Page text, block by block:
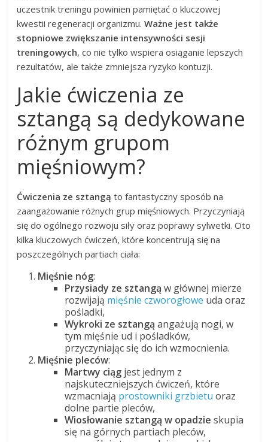
uczestnik treningu powinien pamiętać o kluczowej
kwestii regeneracji organizmu.Ważne jest także
stopniowe zwiększanie intensywności sesji
treningowych, co nie tylko wspiera osiąganie lepszych
rezultatów, ale także zmniejsza ryzyko kontuzji.
Jakie ćwiczenia ze
sztangą są dedykowane
różnym grupom
mięśniowym?
Ćwiczenia ze sztangą to fantastyczny sposób na
zaangażowanie różnych grup mięśniowych. Przyczyniają
się do ogólnego rozwoju siły oraz poprawy sylwetki. Oto
kilka kluczowych ćwiczeń, które koncentrują się na
poszczególnych partiach ciała:
Mięśnie nóg:
Przysiady ze sztangą w głównej mierze
rozwijają mięśnie czworogłowe uda oraz
pośladki,
Wykroki ze sztangą angażują nogi, w
tym mięśnie ud i pośladków,
przyczyniając się do ich wzmocnienia.
Mięśnie pleców:
Martwy ciąg jest jednym z
najskuteczniejszych ćwiczeń, które
wzmacniają prostowniki grzbietu oraz
dolne partie pleców,
Wiosłowanie sztangą w opadzie skupia
się na górnych partiach pleców,